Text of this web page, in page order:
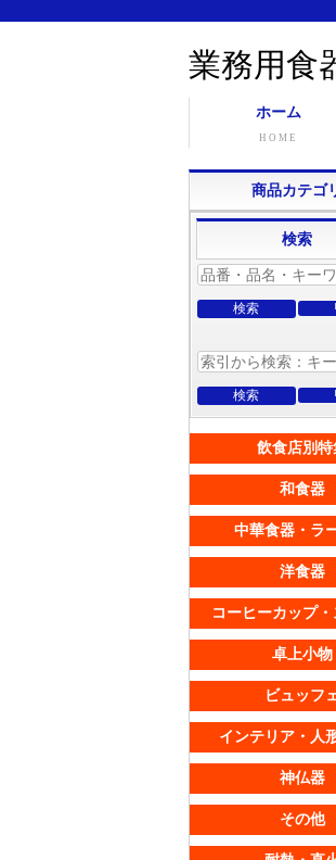
業務用食
ホーム
HOME
商品カテゴ
検索
飲食店別特
和食器
中華食器・ラ
洋食器
コーヒーカップ
卓上小物
ビュッフ
インテリア・人
神仏器
その他